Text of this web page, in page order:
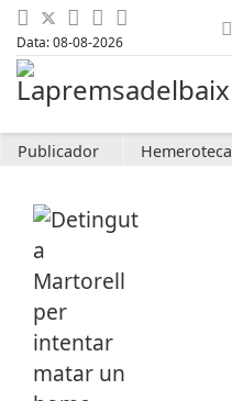
Data: 08-08-2026
Publicador Hemeroteca